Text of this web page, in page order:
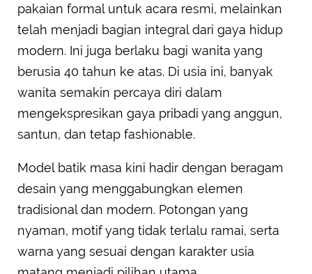
pakaian formal untuk acara resmi, melainkan
telah menjadi bagian integral dari gaya hidup
modern. Ini juga berlaku bagi wanita yang
berusia 40 tahun ke atas. Di usia ini, banyak
wanita semakin percaya diri dalam
mengekspresikan gaya pribadi yang anggun,
santun, dan tetap fashionable.
Model batik masa kini hadir dengan beragam
desain yang menggabungkan elemen
tradisional dan modern. Potongan yang
nyaman, motif yang tidak terlalu ramai, serta
warna yang sesuai dengan karakter usia